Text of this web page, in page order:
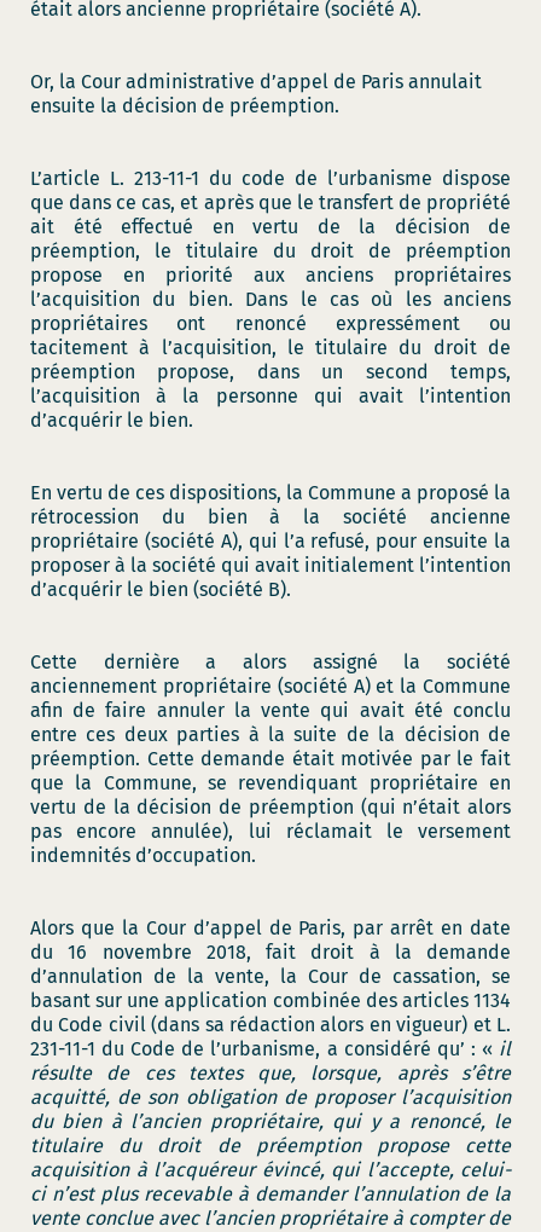
était alors ancienne propriétaire (société A).
Or, la Cour administrative d’appel de Paris annulait
ensuite la décision de préemption.
L’article L. 213-11-1 du code de l’urbanisme dispose
que dans ce cas, et après que le transfert de propriété
ait été effectué en vertu de la décision de
préemption, le titulaire du droit de préemption
propose en priorité aux anciens propriétaires
l’acquisition du bien. Dans le cas où les anciens
propriétaires ont renoncé expressément ou
tacitement à l’acquisition, le titulaire du droit de
préemption propose, dans un second temps,
l’acquisition à la personne qui avait l’intention
d’acquérir le bien.
En vertu de ces dispositions, la Commune a proposé la
rétrocession du bien à la société ancienne
propriétaire (société A), qui l’a refusé, pour ensuite la
proposer à la société qui avait initialement l’intention
d’acquérir le bien (société B).
Cette dernière a alors assigné la société
anciennement propriétaire (société A) et la Commune
afin de faire annuler la vente qui avait été conclu
entre ces deux parties à la suite de la décision de
préemption. Cette demande était motivée par le fait
que la Commune, se revendiquant propriétaire en
vertu de la décision de préemption (qui n’était alors
pas encore annulée), lui réclamait le versement
indemnités d’occupation.
Alors que la Cour d’appel de Paris, par arrêt en date
du 16 novembre 2018, fait droit à la demande
d’annulation de la vente, la Cour de cassation, se
basant sur une application combinée des articles 1134
du Code civil (dans sa rédaction alors en vigueur) et L.
231-11-1 du Code de l’urbanisme, a considéré qu’ : « il
résulte de ces textes que, lorsque, après s’être
acquitté, de son obligation de proposer l’acquisition
du bien à l’ancien propriétaire, qui y a renoncé, le
titulaire du droit de préemption propose cette
acquisition à l’acquéreur évincé, qui l’accepte, celui-
ci n’est plus recevable à demander l’annulation de la
vente conclue avec l’ancien propriétaire à compter de